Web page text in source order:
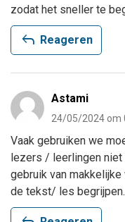
zodat het sneller te
reply Reageren
Astami
24/05/2024 om
Vaak gebruiken we
lezers / leerlingen
gebruik van
de tekst/ les begrijpen.